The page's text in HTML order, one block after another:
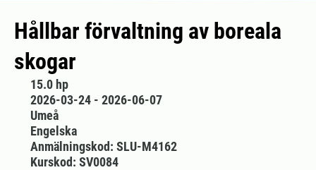
Hållbar förvaltning av boreala
skogar
15.0 hp
2026-03-24 - 2026-06-07
Umeå
Engelska
Anmälningskod: SLU-M4162
Kurskod: SV0084